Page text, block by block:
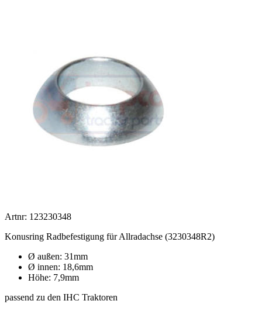
Artnr: 123230348
Konusring Radbefestigung für Allradachse (3230348R2)
Ø außen: 31mm
Ø innen: 18,6mm
Höhe: 7,9mm
passend zu den IHC Traktoren